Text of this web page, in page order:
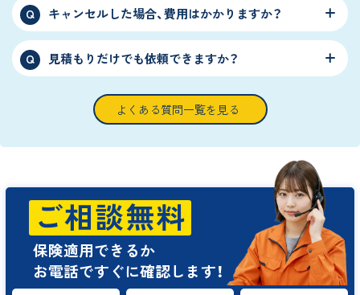
Q キャンセルした場合、費用はかかりますか？
Q 見積もりだけでも依頼できますか？
よくある質問一覧を見る
ご相談無料
保険適用できるか
お電話ですぐに確認します！